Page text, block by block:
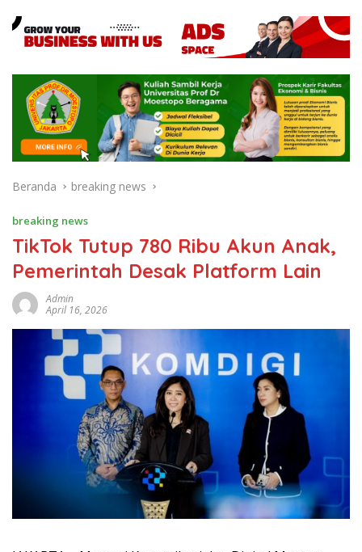
Beranda breaking news
breaking news
TikTok Tutup 780 Ribu Akun Anak,
Pemerintah Desak Platform Lain
Admin
April 16, 2026